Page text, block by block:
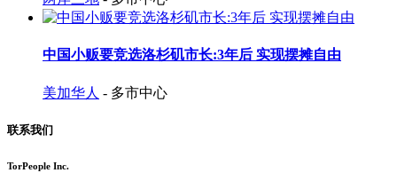
中国小贩要竞选洛杉矶市长:3年后 实现摆摊自由
美加华人 - 多市中心
联系我们
TorPeople Inc.